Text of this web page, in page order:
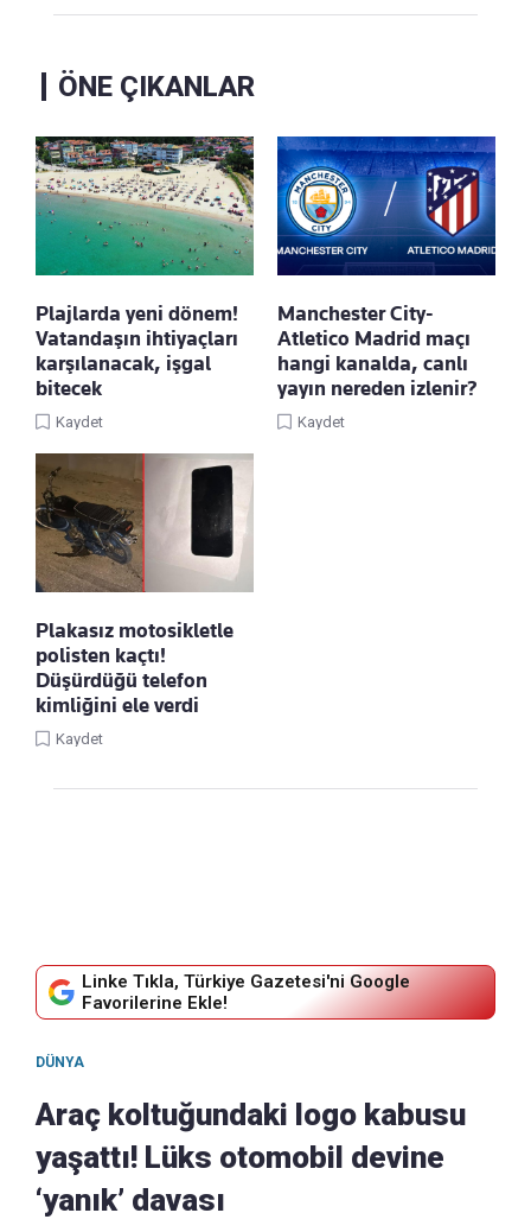
ÖNE ÇIKANLAR
Plajlarda yeni dönem!
Vatandaşın ihtiyaçları
karşılanacak, işgal
bitecek
Kaydet
Manchester City-
Atletico Madrid maçı
hangi kanalda, canlı
yayın nereden izlenir?
Kaydet
Plakasız motosikletle
polisten kaçtı!
Düşürdüğü telefon
kimliğini ele verdi
Kaydet
Linke Tıkla, Türkiye Gazetesi'ni Google
Favorilerine Ekle!
DÜNYA
Araç koltuğundaki logo kabusu
yaşattı! Lüks otomobil devine
‘yanık’ davası